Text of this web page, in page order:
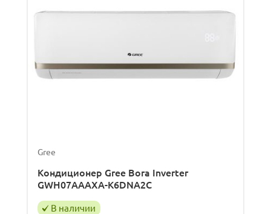
Gree
Кондиционер Gree Bora Inverter
GWH07AAAXA-K6DNA2C
В наличии